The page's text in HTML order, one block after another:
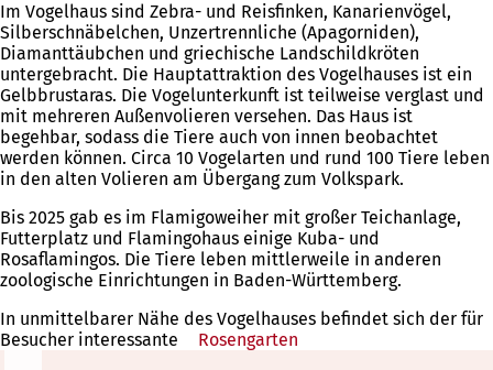
Im Vogelhaus sind Zebra- und Reisfinken, Kanarienvögel,
Silberschnäbelchen, Unzertrennliche (Apagorniden),
Diamanttäubchen und griechische Landschildkröten
untergebracht. Die Hauptattraktion des Vogelhauses ist ein
Gelbbrustaras. Die Vogelunterkunft ist teilweise verglast und
mit mehreren Außenvolieren versehen. Das Haus ist
begehbar, sodass die Tiere auch von innen beobachtet
werden können. Circa 10 Vogelarten und rund 100 Tiere leben
in den alten Volieren am Übergang zum Volkspark.
Bis 2025 gab es im Flamigoweiher mit großer Teichanlage,
Futterplatz und Flamingohaus einige Kuba- und
Rosaflamingos. Die Tiere leben mittlerweile in anderen
zoologische Einrichtungen in Baden-Württemberg.
In unmittelbarer Nähe des Vogelhauses befindet sich der für
Besucher interessante
Rosengarten